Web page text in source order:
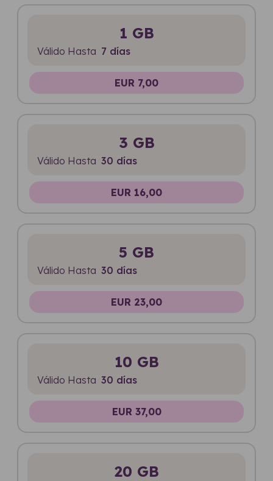
1 GB
Válido Hasta 7 días
EUR 7,00
3 GB
Válido Hasta 30 días
EUR 16,00
5 GB
Válido Hasta 30 días
EUR 23,00
10 GB
Válido Hasta 30 días
EUR 37,00
20 GB